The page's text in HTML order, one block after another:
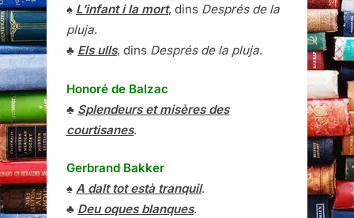
♠ L’infant i la mort, dins Després de la
pluja.
♣ Els ulls, dins Després de la pluja.
Honoré de Balzac
♣ Splendeurs et misères des
courtisanes.
Gerbrand Bakker
♠ A dalt tot està tranquil.
♣ Deu oques blanques.